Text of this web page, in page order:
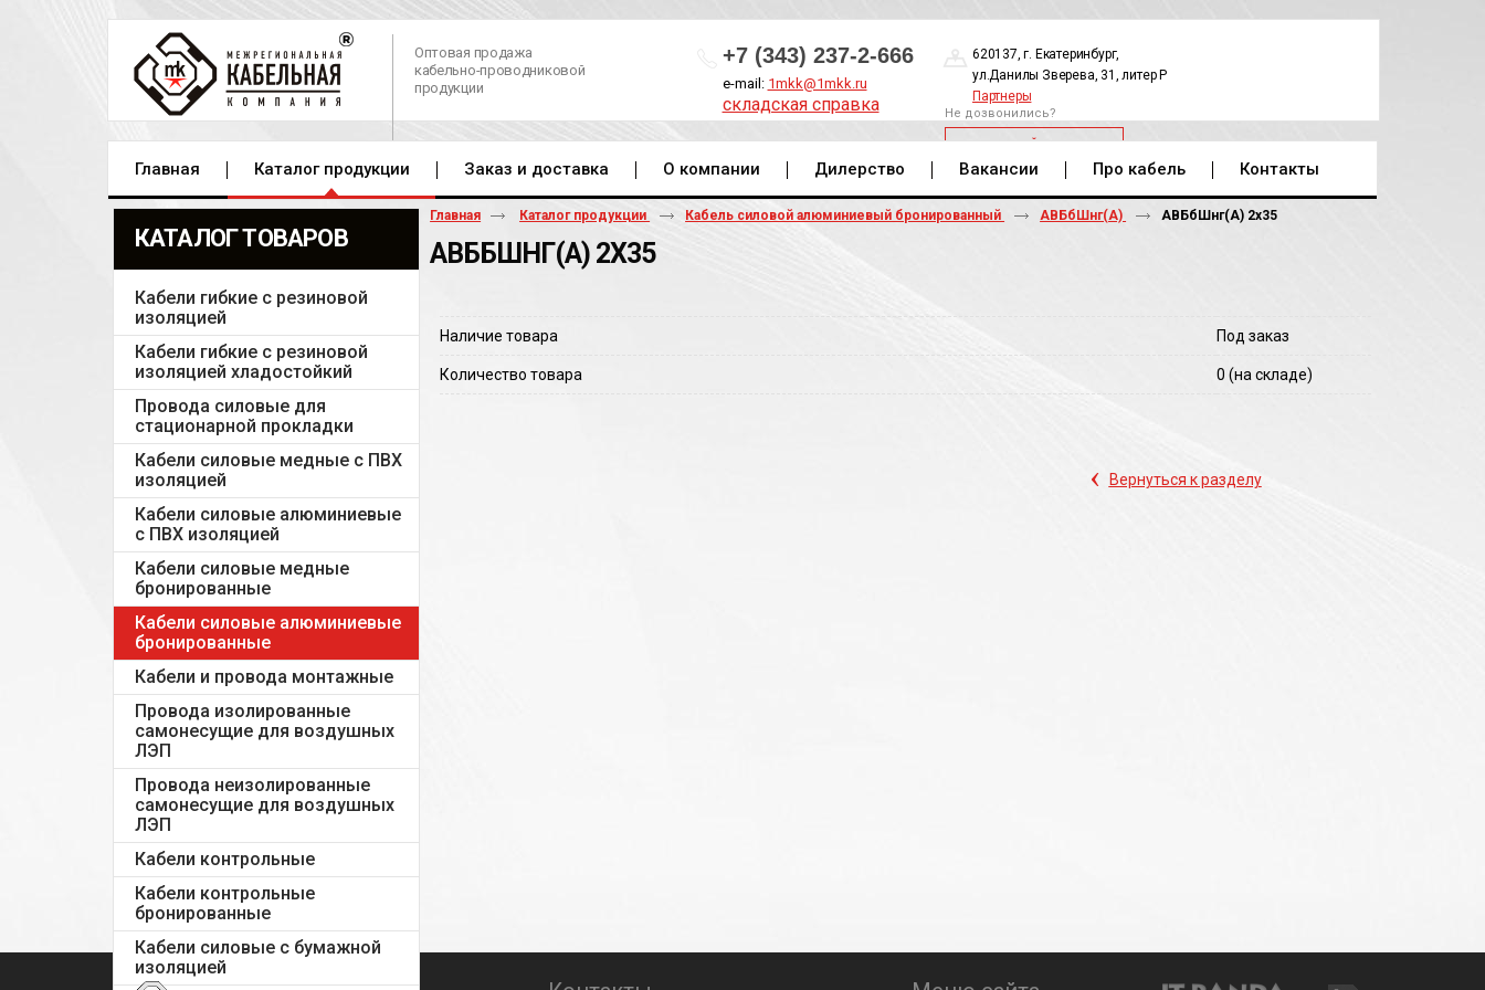
Оптовая продажа
кабельно-проводниковой
продукции
+7 (343) 237-2-666
e-mail: 1mkk@1mkk.ru
складская справка
620137, г. Екатеринбург,
ул.Данилы Зверева, 31, литер Р
Партнеры
Не дозвонились?
ОБРАТНЫЙ ЗВОНОК
Главная Каталог продукции Заказ и доставка О компании Дилерство Вакансии Про кабель Контакты
КАТАЛОГ ТОВАРОВ
Кабели гибкие с резиновой
изоляцией
Кабели гибкие с резиновой
изоляцией хладостойкий
Провода силовые для
стационарной прокладки
Кабели силовые медные с ПВХ
изоляцией
Кабели силовые алюминиевые
с ПВХ изоляцией
Кабели силовые медные
бронированные
Кабели силовые алюминиевые
бронированные
Кабели и провода монтажные
Провода изолированные
самонесущие для воздушных
ЛЭП
Провода неизолированные
самонесущие для воздушных
ЛЭП
Кабели контрольные
Кабели контрольные
бронированные
Кабели силовые с бумажной
изоляцией
Главная Каталог продукции Кабель силовой алюминиевый бронированный АВБбШнг(А) АВБбШнг(A) 2х35
АВББШНГ(A) 2Х35
Наличие товара Под заказ
Количество товара 0 (на складе)
‹ Вернуться к разделу